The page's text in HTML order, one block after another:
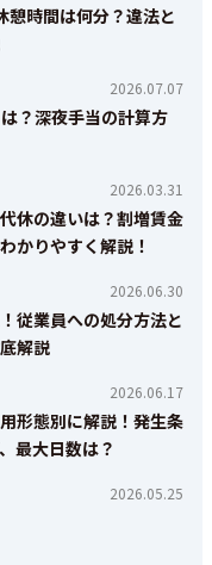
憩時間は何分？違法と
2026.07.07
？深夜手当の計算方
2026.03.31
休の違いは？割増賃金
かりやすく解説！
2026.06.30
従業員への処分方法と
解説
2026.06.17
形態別に解説！発生条
最大日数は？
2026.05.25